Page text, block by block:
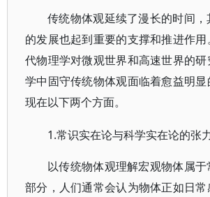
传统物体观延续了漫长的时间，
的发展也起到重要的支撑和推进作
代物理学对微观世界和高速世界的
学中固守传统物体观面临着愈益明显
现在以下两个方面。
1.常识实在论与科学实在论的张
以传统物体观理解宏观物体属
部分，人们通常会认为物体正如日常